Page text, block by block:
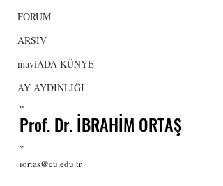
FORUM
ARSİV
maviADA KÜNYE
AY AYDINLIĞI
*
Prof. Dr. İBRAHİM ORTAŞ
*
iortas@cu.edu.tr